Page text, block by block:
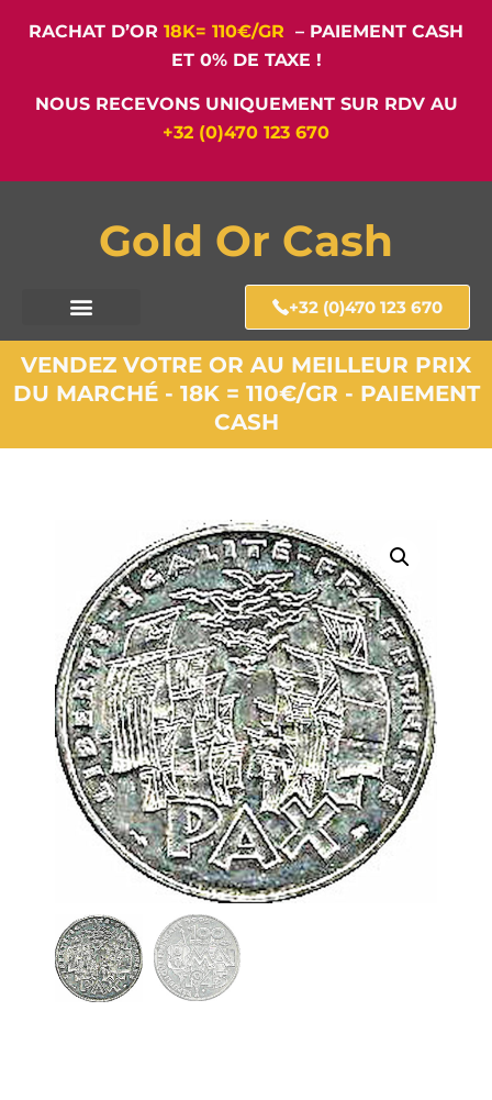
RACHAT D’OR 18K= 110€/GR – PAIEMENT CASH
ET 0% DE TAXE !
NOUS RECEVONS UNIQUEMENT SUR RDV AU
+32 (0)470 123 670
Gold Or Cash
+32 (0)470 123 670
VENDEZ VOTRE OR AU MEILLEUR PRIX
DU MARCHÉ - 18K = 110€/GR - PAIEMENT
CASH